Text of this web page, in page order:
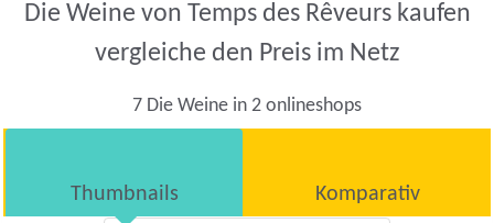
Die Weine von Temps des Rêveurs kaufen
vergleiche den Preis im Netz
7 Die Weine in 2 onlineshops
Thumbnails Komparativ